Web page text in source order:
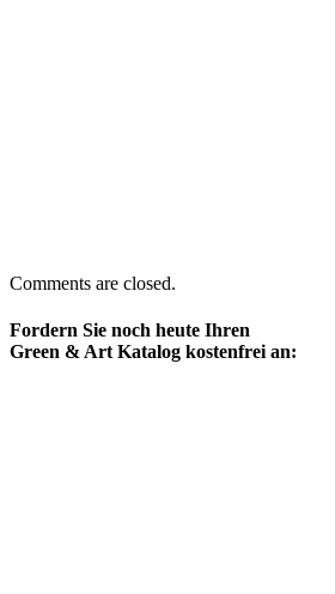
Comments are closed.
Fordern Sie noch heute Ihren
Green & Art Katalog kostenfrei an: